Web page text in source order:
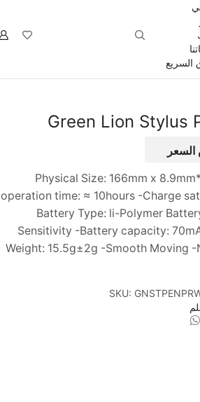
السريع
Green Lion Stylus
, -Physical Size: 166mm x
operation time: ≈ 10hours -Charge
Battery Type: li-Polymer
Sensitivity -Battery capacity:
Weight: 15.5g±2g -Smooth Moving
SKU: